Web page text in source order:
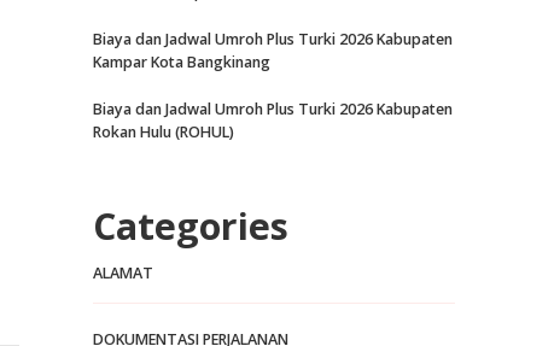
Biaya dan Jadwal Umroh Plus Turki 2026 Kabupaten
Kampar Kota Bangkinang
Biaya dan Jadwal Umroh Plus Turki 2026 Kabupaten
Rokan Hulu (ROHUL)
Categories
ALAMAT
DOKUMENTASI PERJALANAN